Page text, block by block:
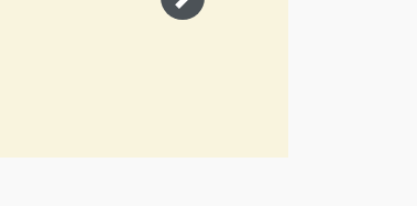
Supervisor Sales, PT. Sinar Asia